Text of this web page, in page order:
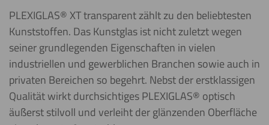
PLEXIGLAS® XT transparent zählt zu den beliebtesten
Kunststoffen. Das Kunstglas ist nicht zuletzt wegen
seiner grundlegenden Eigenschaften in vielen
industriellen und gewerblichen Branchen sowie auch in
privaten Bereichen so begehrt. Nebst der erstklassigen
Qualität wirkt durchsichtiges PLEXIGLAS® optisch
äußerst stilvoll und verleiht der glänzenden Oberfläche